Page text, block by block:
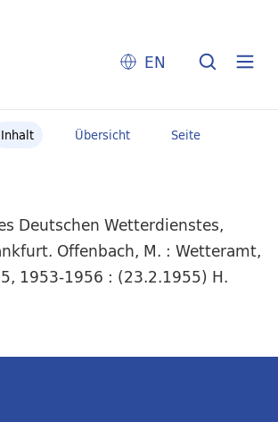
EN
Inhalt Übersicht Seite
Deutschen Wetterdienstes,
Offenbach, M. : Wetteramt,
1953-1956 : (23.2.1955) H.